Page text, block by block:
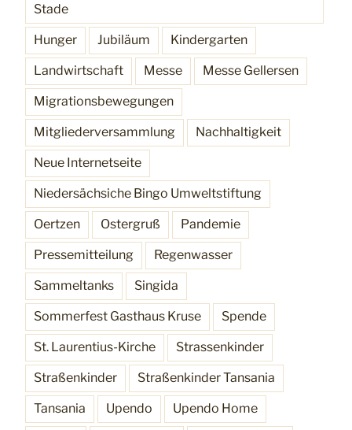
Stade
Hunger Jubiläum Kindergarten
Landwirtschaft Messe Messe Gellersen
Migrationsbewegungen
Mitgliederversammlung Nachhaltigkeit
Neue Internetseite
Niedersächsiche Bingo Umweltstiftung
Oertzen Ostergruß Pandemie
Pressemitteilung Regenwasser
Sammeltanks Singida
Sommerfest Gasthaus Kruse Spende
St. Laurentius-Kirche Strassenkinder
Straßenkinder Straßenkinder Tansania
Tansania Upendo Upendo Home